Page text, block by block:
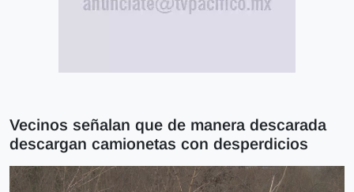
Vecinos señalan que de manera descarada
descargan camionetas con desperdicios